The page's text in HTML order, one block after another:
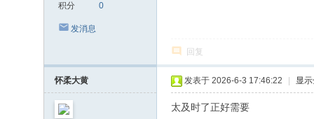
积分 0
发消息
回复
怀柔大黄 发表于 2026-6-3 17:46:22 显
太及时了正好需要